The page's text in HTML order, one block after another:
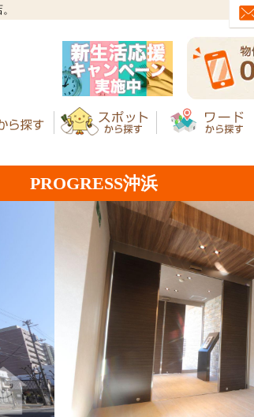
PROGRESS沖浜